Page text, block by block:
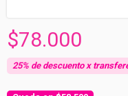
$78.000